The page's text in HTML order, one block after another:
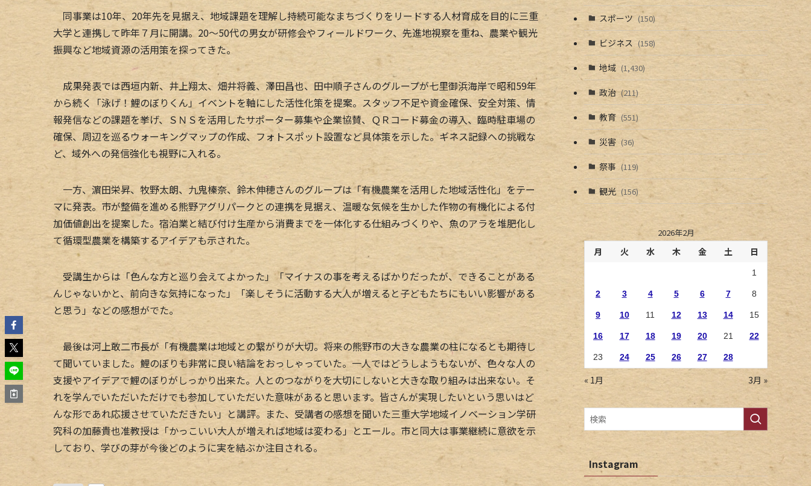
同事業は10年、20年先を見据え、地域課題を理解し持続可能なまちづくりをリードする人材育成を目的に三重
大学と連携して昨年７月に開講。20～50代の男女が研修会やフィールドワーク、先進地視察を重ね、農業や観光
振興など地域資源の活用策を探ってきた。
成果発表では西垣内新、井上翔太、畑井将義、澤田昌也、田中順子さんのグループが七里御浜海岸で昭和59年
から続く「泳げ！鯉のぼりくん」イベントを軸にした活性化策を提案。スタッフ不足や資金確保、安全対策、情
報発信などの課題を挙げ、ＳＮＳを活用したサポーター募集や企業協賛、ＱＲコード募金の導入、臨時駐車場の
確保、周辺を巡るウォーキングマップの作成、フォトスポット設置など具体策を示した。ギネス記録への挑戦な
ど、域外への発信強化も視野に入れる。
一方、濵田栄昇、牧野太朗、九鬼榛奈、鈴木伸穂さんのグループは「有機農業を活用した地域活性化」をテー
マに発表。市が整備を進める熊野アグリパークとの連携を見据え、温暖な気候を生かした作物の有機化による付
加価値創出を提案した。宿泊業と結び付け生産から消費までを一体化する仕組みづくりや、魚のアラを堆肥化し
て循環型農業を構築するアイデアも示された。
受講生からは「色んな方と巡り会えてよかった」「マイナスの事を考えるばかりだったが、できることがある
んじゃないかと、前向きな気持になった」「楽しそうに活動する大人が増えると子どもたちにもいい影響がある
と思う」などの感想がでた。
最後は河上敢二市長が「有機農業は地域との繋がりが大切。将来の熊野市の大きな農業の柱になるとも期待し
て聞いていました。鯉のぼりも非常に良い結論をおっしゃっていた。一人ではどうしようもないが、色々な人の
支援やアイデアで鯉のぼりがしっかり出来た。人とのつながりを大切にしないと大きな取り組みは出来ない。そ
れを学んでいただいただけでも参加していただいた意味があると思います。皆さんが実現したいという思いはど
んな形であれ応援させていただきたい」と講評。また、受講者の感想を聞いた三重大学地域イノベーション学研
究科の加藤貴也准教授は「かっこいい大人が増えれば地域は変わる」とエール。市と同大は事業継続に意欲を示
しており、学びの芽が今後どのように実を結ぶか注目される。
スポーツ (150)
ビジネス (158)
地域 (1,430)
政治 (211)
教育 (551)
災害 (36)
祭事 (119)
観光 (156)
2026年2月
月 火 水 木 金 土 日
1
2 3 4 5 6 7 8
9 10 11 12 13 14 15
16 17 18 19 20 21 22
23 24 25 26 27 28
« 1月 3月 »
Instagram